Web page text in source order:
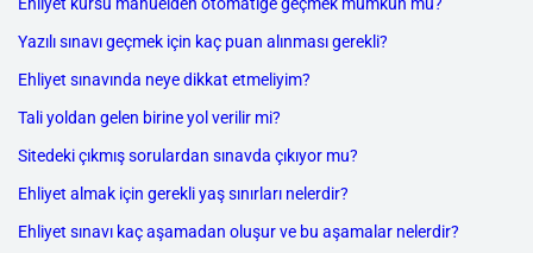
Ehliyet kursu manuelden otomatiğe geçmek mümkün mü?
Yazılı sınavı geçmek için kaç puan alınması gerekli?
Ehliyet sınavında neye dikkat etmeliyim?
Tali yoldan gelen birine yol verilir mi?
Sitedeki çıkmış sorulardan sınavda çıkıyor mu?
Ehliyet almak için gerekli yaş sınırları nelerdir?
Ehliyet sınavı kaç aşamadan oluşur ve bu aşamalar nelerdir?